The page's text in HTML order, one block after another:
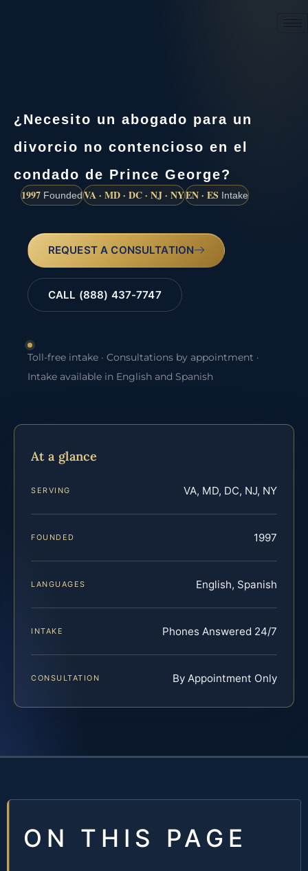
¿Necesito un abogado para un
divorcio no contencioso en el
condado de Prince George?
1997 FoundedVA · MD · DC · NJ · NYEN · ES Intake
REQUEST A CONSULTATION
CALL (888) 437-7747
Toll-free intake · Consultations by appointment ·
Intake available in English and Spanish
At a glance
SERVING VA, MD, DC, NJ, NY
FOUNDED 1997
LANGUAGES English, Spanish
INTAKE Phones Answered 24/7
CONSULTATION By Appointment Only
ON THIS PAGE